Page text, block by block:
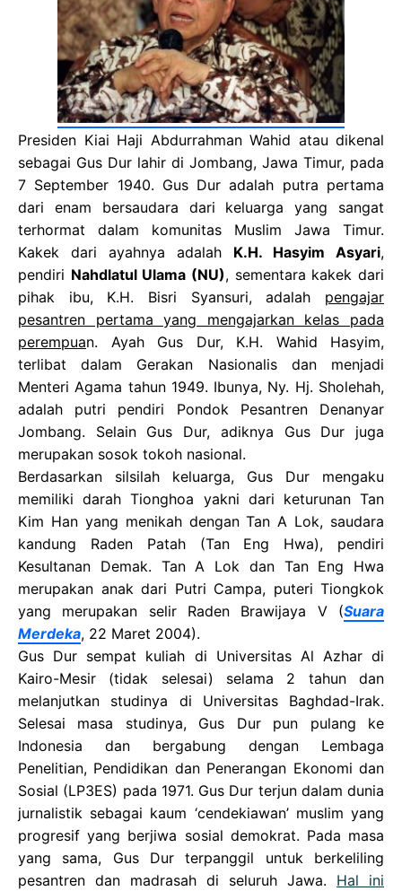
Presiden Kiai Haji Abdurrahman Wahid atau dikenal
sebagai Gus Dur lahir di Jombang, Jawa Timur, pada
7 September 1940. Gus Dur adalah putra pertama
dari enam bersaudara dari keluarga yang sangat
terhormat dalam komunitas Muslim Jawa Timur.
Kakek dari ayahnya adalah K.H. Hasyim Asyari,
pendiri Nahdlatul Ulama (NU), sementara kakek dari
pihak ibu, K.H. Bisri Syansuri, adalah pengajar
pesantren pertama yang mengajarkan kelas pada
perempuan. Ayah Gus Dur, K.H. Wahid Hasyim,
terlibat dalam Gerakan Nasionalis dan menjadi
Menteri Agama tahun 1949. Ibunya, Ny. Hj. Sholehah,
adalah putri pendiri Pondok Pesantren Denanyar
Jombang. Selain Gus Dur, adiknya Gus Dur juga
merupakan sosok tokoh nasional.
Berdasarkan silsilah keluarga, Gus Dur mengaku
memiliki darah Tionghoa yakni dari keturunan Tan
Kim Han yang menikah dengan Tan A Lok, saudara
kandung Raden Patah (Tan Eng Hwa), pendiri
Kesultanan Demak. Tan A Lok dan Tan Eng Hwa
merupakan anak dari Putri Campa, puteri Tiongkok
yang merupakan selir Raden Brawijaya V (Suara
Merdeka, 22 Maret 2004).
Gus Dur sempat kuliah di Universitas Al Azhar di
Kairo-Mesir (tidak selesai) selama 2 tahun dan
melanjutkan studinya di Universitas Baghdad-Irak.
Selesai masa studinya, Gus Dur pun pulang ke
Indonesia dan bergabung dengan Lembaga
Penelitian, Pendidikan dan Penerangan Ekonomi dan
Sosial (LP3ES) pada 1971. Gus Dur terjun dalam dunia
jurnalistik sebagai kaum ‘cendekiawan’ muslim yang
progresif yang berjiwa sosial demokrat. Pada masa
yang sama, Gus Dur terpanggil untuk berkeliling
pesantren dan madrasah di seluruh Jawa. Hal ini